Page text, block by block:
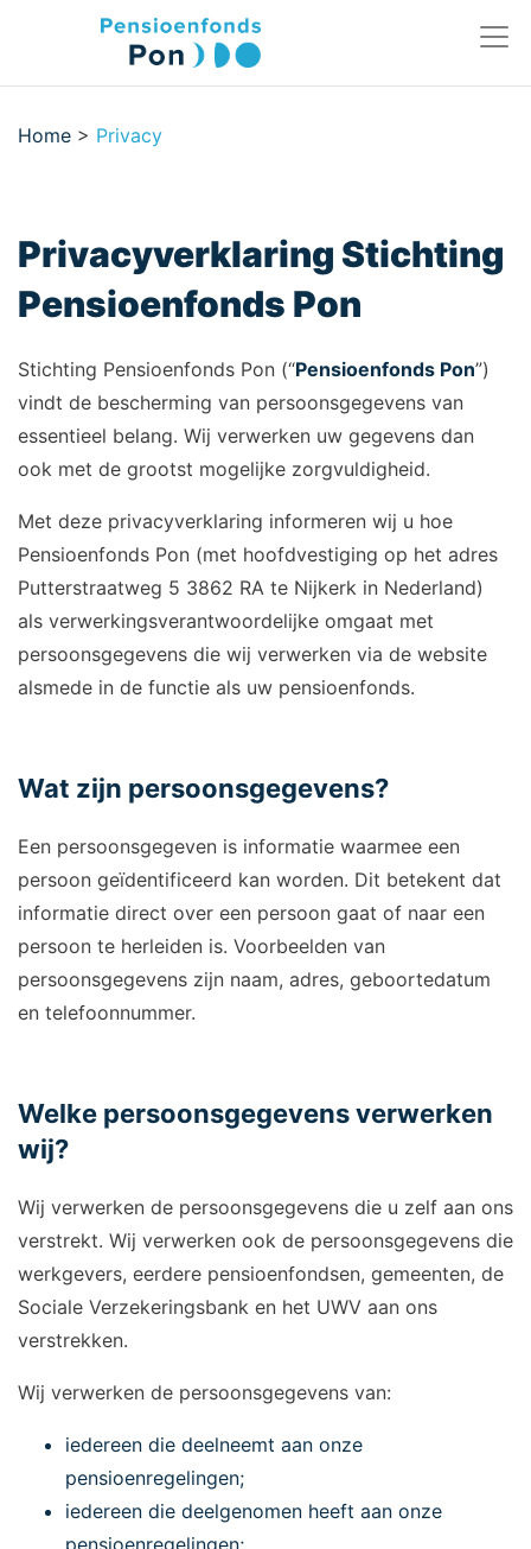
Home > Privacy
Privacyverklaring Stichting
Pensioenfonds Pon
Stichting Pensioenfonds Pon (“Pensioenfonds Pon”)
vindt de bescherming van persoonsgegevens van
essentieel belang. Wij verwerken uw gegevens dan
ook met de grootst mogelijke zorgvuldigheid.
Met deze privacyverklaring informeren wij u hoe
Pensioenfonds Pon (met hoofdvestiging op het adres
Putterstraatweg 5 3862 RA te Nijkerk in Nederland)
als verwerkingsverantwoordelijke omgaat met
persoonsgegevens die wij verwerken via de website
alsmede in de functie als uw pensioenfonds.
Wat zijn persoonsgegevens?
Een persoonsgegeven is informatie waarmee een
persoon geïdentificeerd kan worden. Dit betekent dat
informatie direct over een persoon gaat of naar een
persoon te herleiden is. Voorbeelden van
persoonsgegevens zijn naam, adres, geboortedatum
en telefoonnummer.
Welke persoonsgegevens verwerken
wij?
Wij verwerken de persoonsgegevens die u zelf aan ons
verstrekt. Wij verwerken ook de persoonsgegevens die
werkgevers, eerdere pensioenfondsen, gemeenten, de
Sociale Verzekeringsbank en het UWV aan ons
verstrekken.
Wij verwerken de persoonsgegevens van:
iedereen die deelneemt aan onze
pensioenregelingen;
iedereen die deelgenomen heeft aan onze
pensioenregelingen;